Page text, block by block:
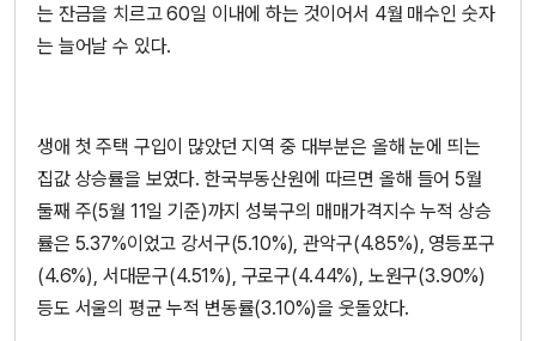
는 잔금을 치르고 60일 이내에 하는 것이어서 4월 매수인 숫자
는 늘어날 수 있다.
생애 첫 주택 구입이 많았던 지역 중 대부분은 올해 눈에 띄는
집값 상승률을 보였다. 한국부동산원에 따르면 올해 들어 5월
둘째 주(5월 11일 기준)까지 성북구의 매매가격지수 누적 상승
률은 5.37%이었고 강서구(5.10%), 관악구(4.85%), 영등포구
(4.6%), 서대문구(4.51%), 구로구(4.44%), 노원구(3.90%)
등도 서울의 평균 누적 변동률(3.10%)을 웃돌았다.